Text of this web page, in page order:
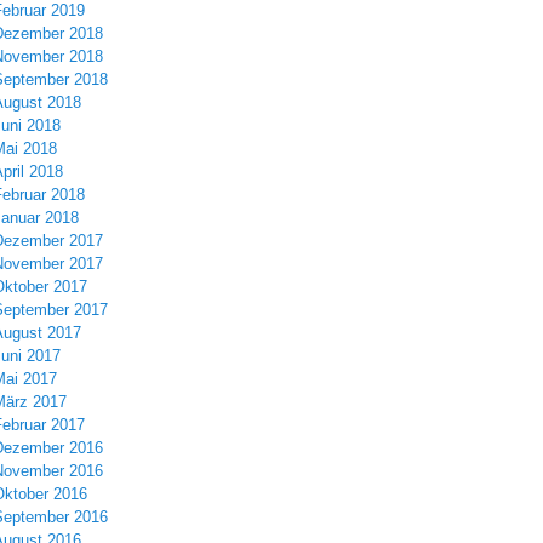
2019
2018
2018
2018
2018
2018
2018
2018
2018
2018
2017
2017
2017
2017
2017
2017
2017
2017
2017
2016
2016
2016
2016